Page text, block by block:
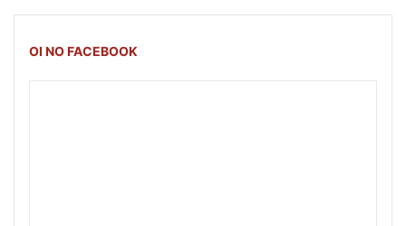
OI NO FACEBOOK